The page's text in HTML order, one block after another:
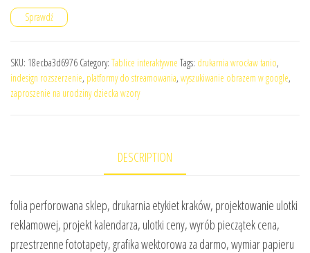
Sprawdź
SKU: 18ecba3d6976 Category: Tablice interaktywne Tags: drukarnia wrocław tanio,
indesign rozszerzenie, platformy do streamowania, wyszukiwanie obrazem w google,
zaproszenie na urodziny dziecka wzory
DESCRIPTION
folia perforowana sklep, drukarnia etykiet kraków, projektowanie ulotki
reklamowej, projekt kalendarza, ulotki ceny, wyrób pieczątek cena,
przestrzenne fototapety, grafika wektorowa za darmo, wymiar papieru